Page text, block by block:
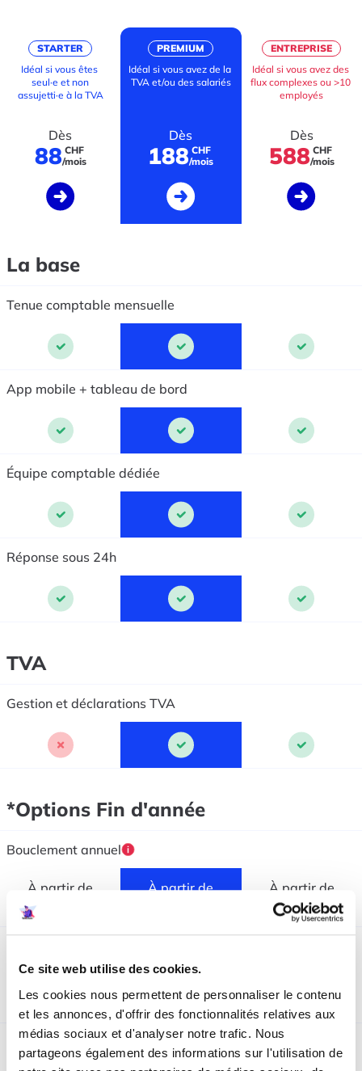
Ce site web utilise des cookies.
Les cookies nous permettent de personnaliser le contenu
et les annonces, d'offrir des fonctionnalités relatives aux
médias sociaux et d'analyser notre trafic. Nous
partageons également des informations sur l'utilisation de
STARTER
Idéal si vous êtes
seul·e et non
assujetti·e à la TVA
Dès
88 CHF
/mois
PREMIUM
Idéal si vous avez de la
TVA et/ou des salariés
Dès
188 CHF
/mois
ENTREPRISE
Idéal si vous avez des
flux complexes ou >10
employés
Dès
588 CHF
/mois
La base
Tenue comptable mensuelle
App mobile + tableau de bord
Équipe comptable dédiée
Réponse sous 24h
TVA
Gestion et déclarations TVA
*Options Fin d'année
Bouclement annuel
À partir de
348.-/an
À partir de
À partir de
348.-/an
348.-/an
348.-/an
Déclaration fiscale entreprise